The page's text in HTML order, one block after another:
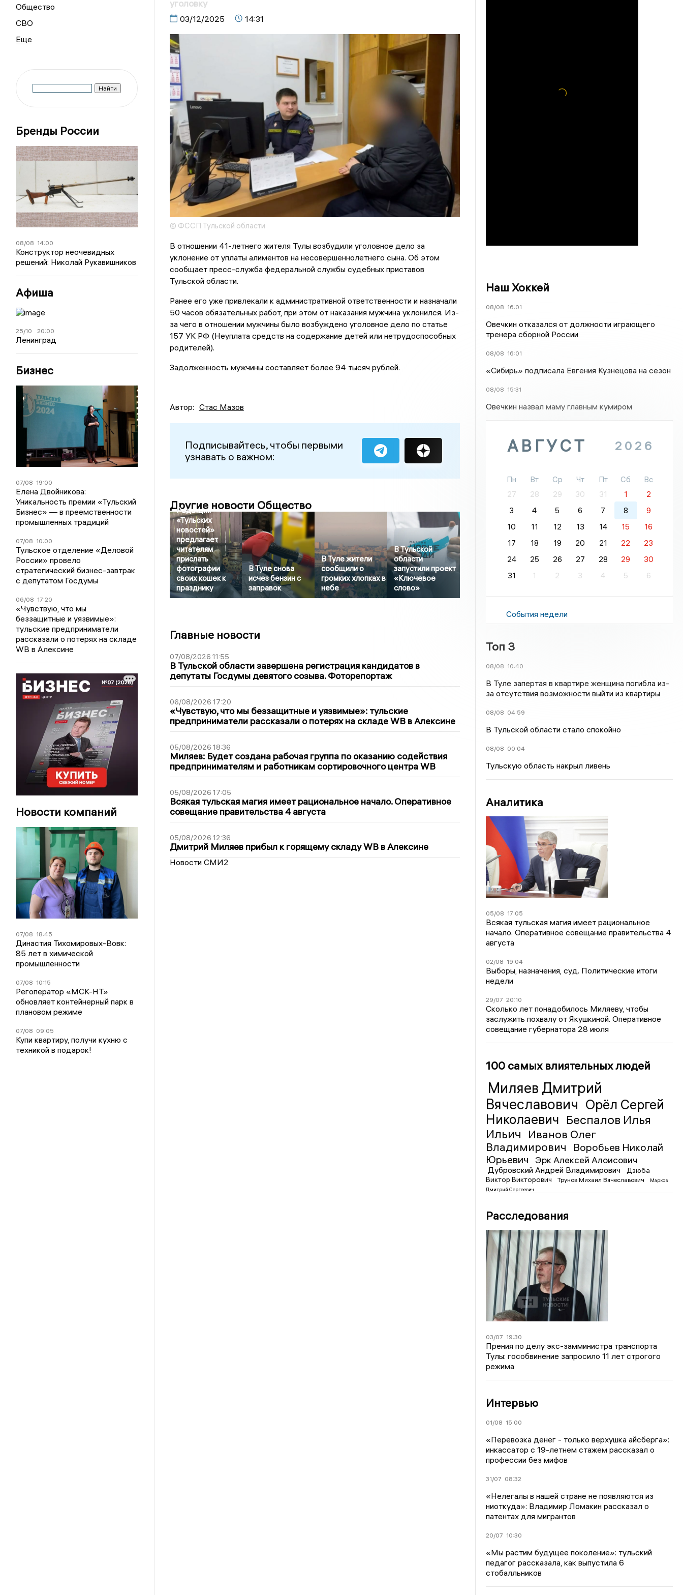
Общество
СВО
Бренды России
08/08 14:00
Конструктор неочевидных
решений: Николай Рукавишников
Афиша
25/10 20:00
Ленинград
Бизнес
07/08 19:00
Елена Двойникова:
Уникальность премии «Тульский
Бизнес» — в преемственности
промышленных традиций
07/08 10:00
Тульское отделение «Деловой
России» провело
стратегический бизнес-завтрак
с депутатом Госдумы
06/08 17:20
«Чувствую, что мы
беззащитные и уязвимые»:
тульские предприниматели
рассказали о потерях на складе
WB в Алексине
Новости компаний
07/08 18:45
Династия Тихомировых-Вовк:
85 лет в химической
промышленности
07/08 10:15
Регоператор «МСК-НТ»
обновляет контейнерный парк в
плановом режиме
07/08 09:05
Купи квартиру, получи кухню с
техникой в подарок!
уголовку
03/12/2025 14:31
© ФССП Тульской области
В отношении 41-летнего жителя Тулы возбудили уголовное дело за
уклонение от уплаты алиментов на несовершеннолетнего сына. Об этом
сообщает пресс-служба федеральной службы судебных приставов
Тульской области.
Ранее его уже привлекали к административной ответственности и назначали
50 часов обязательных работ, при этом от наказания мужчина уклонился. Из-
за чего в отношении мужчины было возбуждено уголовное дело по статье
157 УК РФ (Неуплата средств на содержание детей или нетрудоспособных
родителей).
Задолженность мужчины составляет более 94 тысяч рублей.
Автор: Стас Мазов
Подписывайтесь, чтобы первыми
узнавать о важном:
Другие новости Общество
Редакция
«Тульских
новостей»
предлагает
читателям
прислать
фотографии
своих кошек к
празднику
В Туле снова
исчез бензин с
заправок
В Туле жители
сообщили о
громких хлопках в
небе
В Тульской
области
запустили проект
«Ключевое
слово»
Главные новости
07/08/2026 11:55
В Тульской области завершена регистрация кандидатов в
депутаты Госдумы девятого созыва. Фоторепортаж
06/08/2026 17:20
«Чувствую, что мы беззащитные и уязвимые»: тульские
предприниматели рассказали о потерях на складе WB в Алексине
05/08/2026 18:36
Миляев: Будет создана рабочая группа по оказанию содействия
предпринимателям и работникам сортировочного центра WB
05/08/2026 17:05
Всякая тульская магия имеет рациональное начало. Оперативное
совещание правительства 4 августа
05/08/2026 12:36
Дмитрий Миляев прибыл к горящему складу WB в Алексине
Новости СМИ2
Наш Хоккей
08/08 16:01
Овечкин отказался от должности играющего
тренера сборной России
08/08 16:01
«Сибирь» подписала Евгения Кузнецова на сезон
08/08 15:31
Овечкин назвал маму главным кумиром
АВГУСТ 2026
Пн Вт Ср Чт Пт Сб
Вс
27
28 29 30 31 1
2
3
4 5 6 7 8
9
10
11 12 13 14 15
16
17
18 19 20 21 22
23
24
25 26 27 28 29
30
31
1 2 3 4 5 6
События недели
Топ 3
08/08 10:40
В Туле запертая в квартире женщина погибла из-
за отсутствия возможности выйти из квартиры
08/08 04:59
В Тульской области стало спокойно
08/08 00:04
Тульскую область накрыл ливень
Аналитика
05/08 17:05
Всякая тульская магия имеет рациональное
начало. Оперативное совещание правительства 4
августа
02/08 19:04
Выборы, назначения, суд. Политические итоги
недели
29/07 20:10
Сколько лет понадобилось Миляеву, чтобы
заслужить похвалу от Якушкиной. Оперативное
совещание губернатора 28 июля
100 самых влиятельных людей
Миляев Дмитрий
Вячеславович Орёл Сергей
Николаевич Беспалов Илья
Ильич
Иванов Олег
Владимирович
Воробьев Николай
Юрьевич
Эрк Алексей Алоисович
Дубровский Андрей Владимирович
Дзюба
Виктор Викторович
Трунов Михаил Вячеславович
Марков
Дмитрий Сергеевич
Расследования
03/07 19:30
Прения по делу экс-замминистра транспорта
Тулы: гособвинение запросило 11 лет строгого
режима
Интервью
01/08 15:00
«Перевозка денег - только верхушка айсберга»:
инкассатор с 19-летнем стажем рассказал о
профессии без мифов
31/07 08:32
«Нелегалы в нашей стране не появляются из
ниоткуда»: Владимир Ломакин рассказал о
патентах для мигрантов
20/07 10:30
«Мы растим будущее поколение»: тульский
педагог рассказала, как выпустила 6
стобалльников